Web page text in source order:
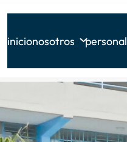
inicionosotros personal